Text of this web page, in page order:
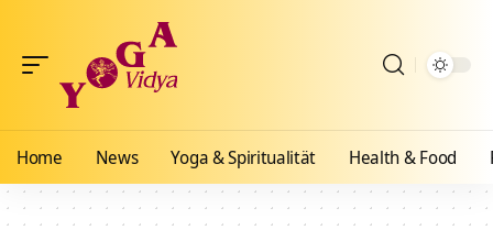
Home News Yoga & Spiritualität Health & Food